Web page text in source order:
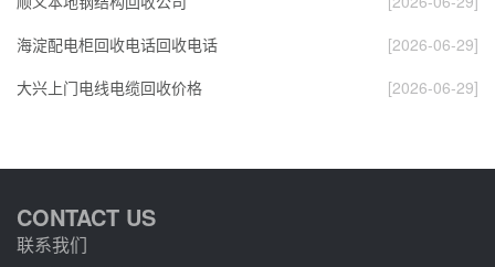
海淀配电柜回收电话回收电话
[2026-06-29]
大兴上门电线电缆回收价格
[2026-06-29]
CONTACT US
联系我们